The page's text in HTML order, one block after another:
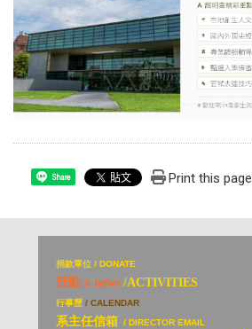
Share Print this page
捐款單位 / DONATE
活動 x news /ACTIVITIES
行事歷 / CALENDAR
系主任信箱 / DIRECTOR EMAIL